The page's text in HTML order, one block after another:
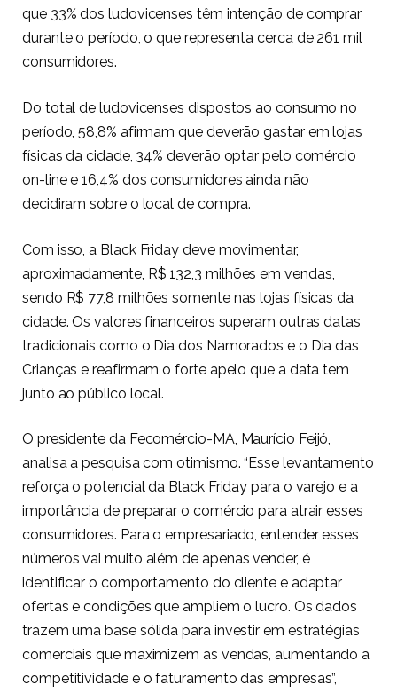
que 33% dos ludovicenses têm intenção de comprar
durante o período, o que representa cerca de 261 mil
consumidores.
Do total de ludovicenses dispostos ao consumo no
período, 58,8% afirmam que deverão gastar em lojas
físicas da cidade, 34% deverão optar pelo comércio
on-line e 16,4% dos consumidores ainda não
decidiram sobre o local de compra.
Com isso, a Black Friday deve movimentar,
aproximadamente, R$ 132,3 milhões em vendas,
sendo R$ 77,8 milhões somente nas lojas físicas da
cidade. Os valores financeiros superam outras datas
tradicionais como o Dia dos Namorados e o Dia das
Crianças e reafirmam o forte apelo que a data tem
junto ao público local.
O presidente da Fecomércio-MA, Maurício Feijó,
analisa a pesquisa com otimismo. “Esse levantamento
reforça o potencial da Black Friday para o varejo e a
importância de preparar o comércio para atrair esses
consumidores. Para o empresariado, entender esses
números vai muito além de apenas vender, é
identificar o comportamento do cliente e adaptar
ofertas e condições que ampliem o lucro. Os dados
trazem uma base sólida para investir em estratégias
comerciais que maximizem as vendas, aumentando a
competitividade e o faturamento das empresas”,